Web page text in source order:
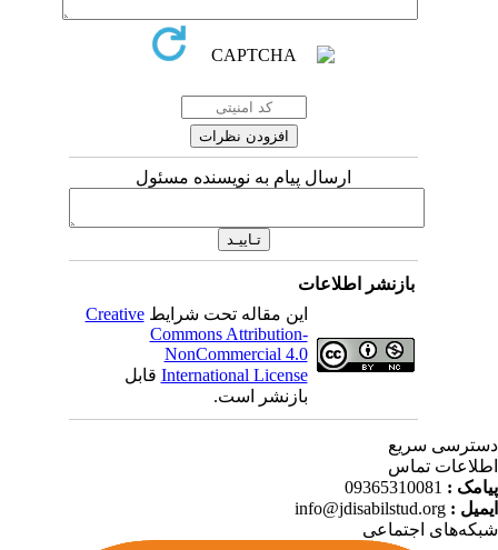
ارسال پیام به نویسنده مسئول
بازنشر اطلاعات
این مقاله تحت شرایطCreative
Commons Attribution-
NonCommercial 4.0
International Licenseقابل
بازنشر است.
سریع
تماس
:
09365310081
:
info@jdisabilstud.org
اجتماعی